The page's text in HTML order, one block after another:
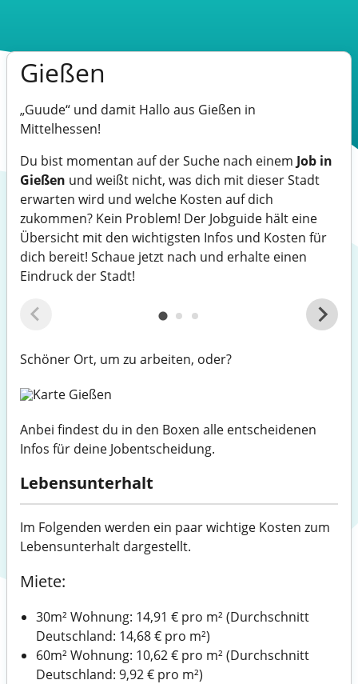
Gießen
„Guude“ und damit Hallo aus Gießen in
Mittelhessen!
Du bist momentan auf der Suche nach einem Job in
Gießen und weißt nicht, was dich mit dieser Stadt
erwarten wird und welche Kosten auf dich
zukommen? Kein Problem! Der Jobguide hält eine
Übersicht mit den wichtigsten Infos und Kosten für
dich bereit! Schaue jetzt nach und erhalte einen
Eindruck der Stadt!
Schöner Ort, um zu arbeiten, oder?
Anbei findest du in den Boxen alle entscheidenen
Infos für deine Jobentscheidung.
Lebensunterhalt
Im Folgenden werden ein paar wichtige Kosten zum
Lebensunterhalt dargestellt.
Miete:
30m² Wohnung: 14,91 € pro m² (Durchschnitt
Deutschland: 14,68 € pro m²)
60m² Wohnung: 10,62 € pro m² (Durchschnitt
Deutschland: 9,92 € pro m²)